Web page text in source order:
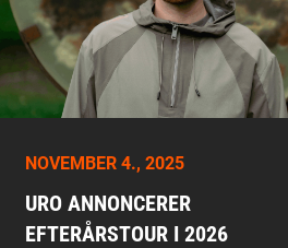
NOVEMBER 4., 2025
URO ANNONCERER
EFTERÅRSTOUR I 2026